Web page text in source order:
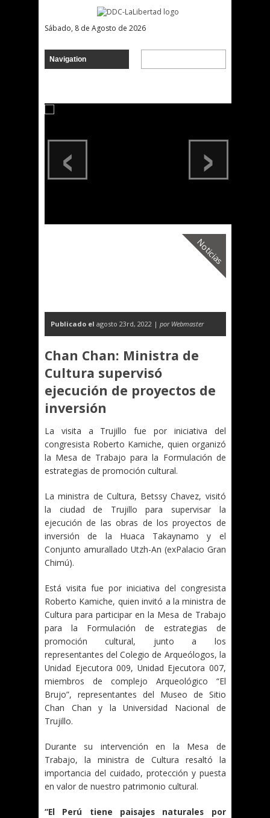
Sábado, 8 de Agosto de 2026
›
‹
Noticias
Publicado el agosto 23rd, 2022 | por Webmaster
Chan Chan: Ministra de
Cultura supervisó
ejecución de proyectos de
inversión
La visita a Trujillo fue por iniciativa del
congresista Roberto Kamiche, quien organizó
la Mesa de Trabajo para la Formulación de
estrategias de promoción cultural.
La ministra de Cultura, Betssy Chavez, visitó
la ciudad de Trujillo para supervisar la
ejecución de las obras de los proyectos de
inversión de la Huaca Takaynamo y el
Conjunto amurallado Utzh-An (exPalacio Gran
Chimú).
Está visita fue por iniciativa del congresista
Roberto Kamiche, quien invitó a la ministra de
Cultura para participar en la Mesa de Trabajo
para la Formulación de estrategias de
promoción cultural, junto a los
representantes del Colegio de Arqueólogos, la
Unidad Ejecutora 009, Unidad Ejecutora 007,
miembros de complejo Arqueológico “El
Brujo”, representantes del Museo de Sitio
Chan Chan y la Universidad Nacional de
Trujillo.
Durante su intervención en la Mesa de
Trabajo, la ministra de Cultura resaltó la
importancia del cuidado, protección y puesta
en valor de nuestro patrimonio cultural.
“El Perú tiene paisajes naturales por